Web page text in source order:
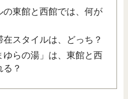
の東館と西館では、何が
在スタイルは、どっち？
ゆらの湯」は、東館と西
？